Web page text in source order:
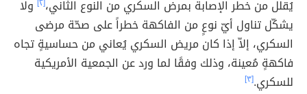
يُقلل من خطر الإصابة بمرض السكري من النوع الثاني،
ولا
يشكّل تناول أيّ نوعٍ من الفاكهة خطراً على صحّة مرضى
السكري، إلاّ إذا كان مريض السكري يُعاني من حساسيةٍ تجاه
فاكهةٍ مُعينة، وذلك وفقًا لما ورد عن الجمعية الأمريكية
للسكري.[٣]